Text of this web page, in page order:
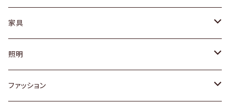
家具
ソファ / ベンチ
チェア / スツール
照明
ペンダントライト
ファッション